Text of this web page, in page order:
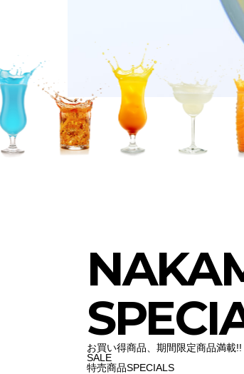
お買い得商品、期間限定商品満載!!
SALE
特売商品SPECIALS